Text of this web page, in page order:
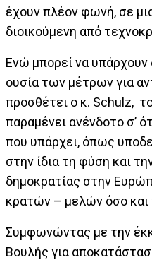
έχουν πλέον φωνή, σε
διοικούμενη από
Ενώ μπορεί να
ουσία των μέτρων για
προσθέτει ο κ. Schulz,
παραμένει ανένδοτο σ’
που υπάρχει, όπως
στην ίδια τη φύση και
δημοκρατίας στην
κρατών – μελών όσο
Συμφωνώντας με την
Βουλής για